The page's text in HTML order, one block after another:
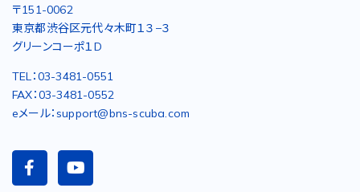
〒151-0062
東京都渋谷区元代々木町１３−３
グリーンコーポ１D
TEL：03-3481-0551
FAX：03-3481-0552
eメール：support@bns-scuba.com